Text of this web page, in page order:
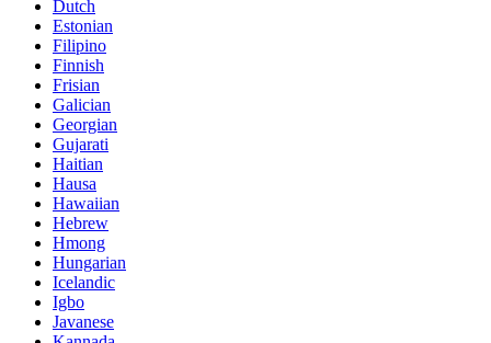
Dutch
Estonian
Filipino
Finnish
Frisian
Galician
Georgian
Gujarati
Haitian
Hausa
Hawaiian
Hebrew
Hmong
Hungarian
Icelandic
Igbo
Javanese